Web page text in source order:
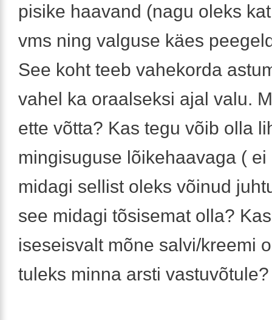
pisike haavand (nagu oleks
vms ning valguse käes
See koht teeb vahekorda
vahel ka oraalseksi ajal valu.
ette võtta? Kas tegu võib olla
mingisuguse lõikehaavaga ( ei
midagi sellist oleks võinud
see midagi tõsisemat olla?
iseseisvalt mõne salvi/kreemi
tuleks minna arsti vastuvõtule?